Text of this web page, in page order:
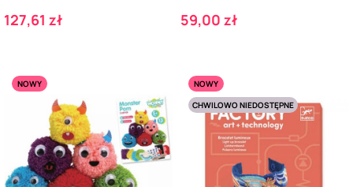
Cena
127,61 zł Cena
59,00 zł
NOWY
NOWY
CHWILOWO NIEDOSTĘPNE